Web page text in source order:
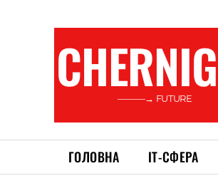
———→ FUTURE
ГОЛОВНА ІТ-СФЕРА